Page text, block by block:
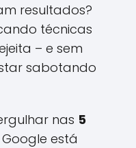
resultados?
técnicas
– e sem
sabotando
nas 5
está